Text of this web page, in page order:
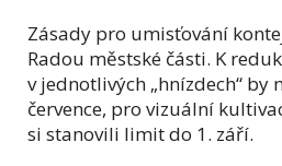
Zásady pro umisťování
Radou městské části. K
v jednotlivých „hnízdech“ by
července, pro vizuální
si stanovili limit do 1. září.